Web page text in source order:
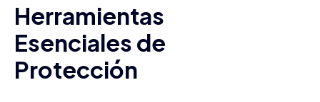
Herramientas
Esenciales de
Protección